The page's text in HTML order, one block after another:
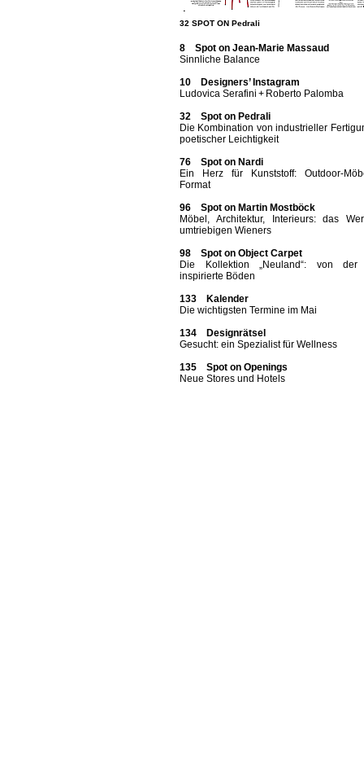
32 SPOT ON Pedrali
8 Spot on Jean-Marie Massaud
Sinnliche Balance
10 Designers’ Instagram
Ludovica Serafini + Roberto Palomba
32 Spot on Pedrali
Die Kombination von industrieller
poetischer Leichtigkeit
76 Spot on Nardi
Ein Herz für Kunststoff: Outdoor-
Format
96 Spot on Martin Mostböck
Möbel, Architektur, Interieurs: das
umtriebigen Wieners
98 Spot on Object Carpet
Die Kollektion „Neuland“: von der
inspirierte Böden
133 Kalender
Die wichtigsten Termine im Mai
134 Designrätsel
Gesucht: ein Spezialist für Wellness
135 Spot on Openings
Neue Stores und Hotels